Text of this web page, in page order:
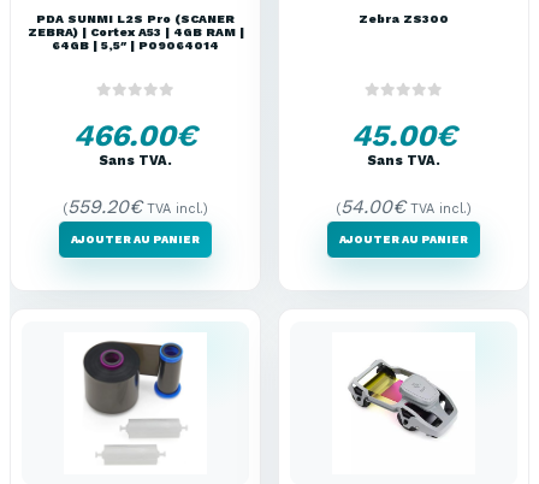
PDA SUNMI L2S Pro (SCANER
ZEBRA) | Cortex A53 | 4GB RAM |
64GB | 5,5″ | P09064014
466.00€
Sans TVA.
(559.20€ TVA incl.)
AJOUTER AU PANIER
Zebra ZS300
45.00€
Sans TVA.
(54.00€ TVA incl.)
AJOUTER AU PANIER